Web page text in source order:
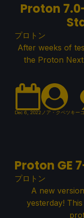
Proton
プロトン
After weeks of
the Proton
Dec 6, 2022 ノア・クペツキー
Proton GE
プロトン
A new
yesterday!